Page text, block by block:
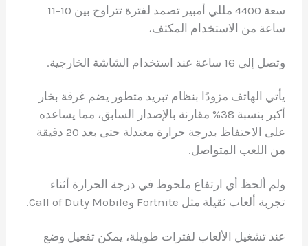
سعة 4400 مللي أمبير تصمد لفترة تتراوح بين 10-11
ساعة من الاستخدام المكثف،
وتصل إلى 16 ساعة عند استخدام الشاشة الخارجية.
يأتي الهاتف مزودًا بنظام تبريد متطور يضم غرفة بخار
أكبر بنسبة 38% مقارنة بالإصدار السابق، مما يساعده
على الاحتفاظ بدرجة حرارة معتدلة حتى بعد 20 دقيقة
من اللعب المتواصل.
ولم ألحظ أي ارتفاع ملحوظ في درجة الحرارة أثناء
تجربة ألعاب ثقيلة مثل Fortnite وCall of Duty Mobile.
عند تشغيل الألعاب لفترات طويلة، يمكن تفعيل وضع